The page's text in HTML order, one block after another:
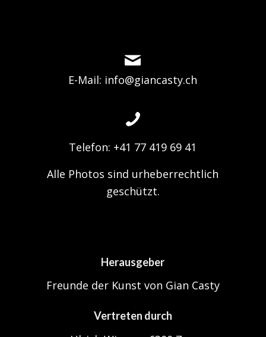
E-Mail: info@giancasty.ch
Telefon: +41 77 419 69 41
Alle Photos sind urheberrechtlich
geschützt.
Herausgeber
Freunde der Kunst von Gian Casty
Vertreten durch